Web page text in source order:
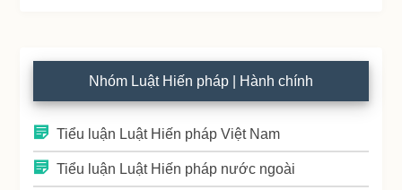
Nhóm Luật Hiến pháp | Hành chính
Tiểu luận Luật Hiến pháp Việt Nam
Tiểu luận Luật Hiến pháp nước ngoài